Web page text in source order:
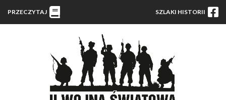
PRZECZYTAJ SZLAKI HISTORII